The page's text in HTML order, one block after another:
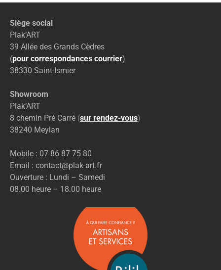
Siège social
Plak’ART
39 Allée des Grands Cèdres
(pour correspondances courrier)
38330 Saint-Ismier
Showroom
Plak’ART
8 chemin Pré Carré (sur rendez-vous)
38240 Meylan
Mobile : 07 86 87 75 80
Email : contact@plak-art.fr
Ouverture : Lundi – Samedi
08.00 heure – 18.00 heure